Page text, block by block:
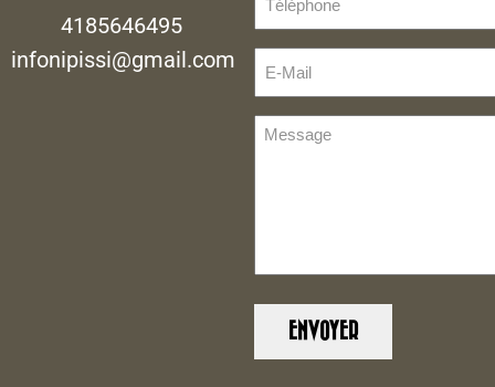
4185646495
infonipissi@gmail.com
(Nécessaire)
Mail
Message